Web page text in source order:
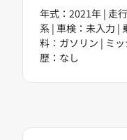
年式：2021年 | 走
系 | 車検：未入力 |
料：ガソリン | ミ
歴：なし